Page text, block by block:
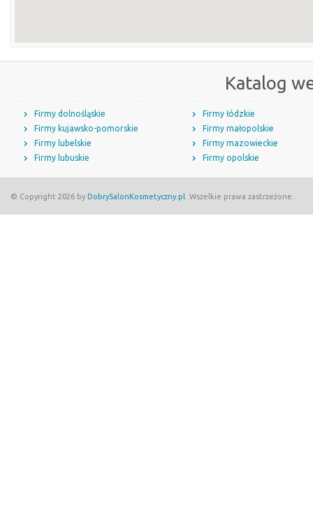
Katalog
Firmy dolnośląskie
Firmy kujawsko-pomorskie
Firmy lubelskie
Firmy lubuskie
Firmy łódzkie
Firmy małopolskie
Firmy mazowieckie
Firmy opolskie
© Copyright 2026 by DobrySalonKosmetyczny.pl . Wszelkie prawa zastrzeżone.